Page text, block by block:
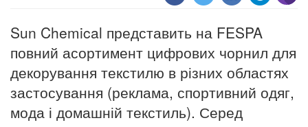
Sun Chemical представить на FESPA
повний асортимент цифрових чорнил для
декорування текстилю в різних областях
застосування (реклама, спортивний одяг,
мода і домашній текстиль). Серед